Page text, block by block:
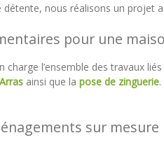
détente, nous réalisons un projet
pour une
charge l’ensemble des travaux
ainsi que la pose de zinguerie
sur mesure